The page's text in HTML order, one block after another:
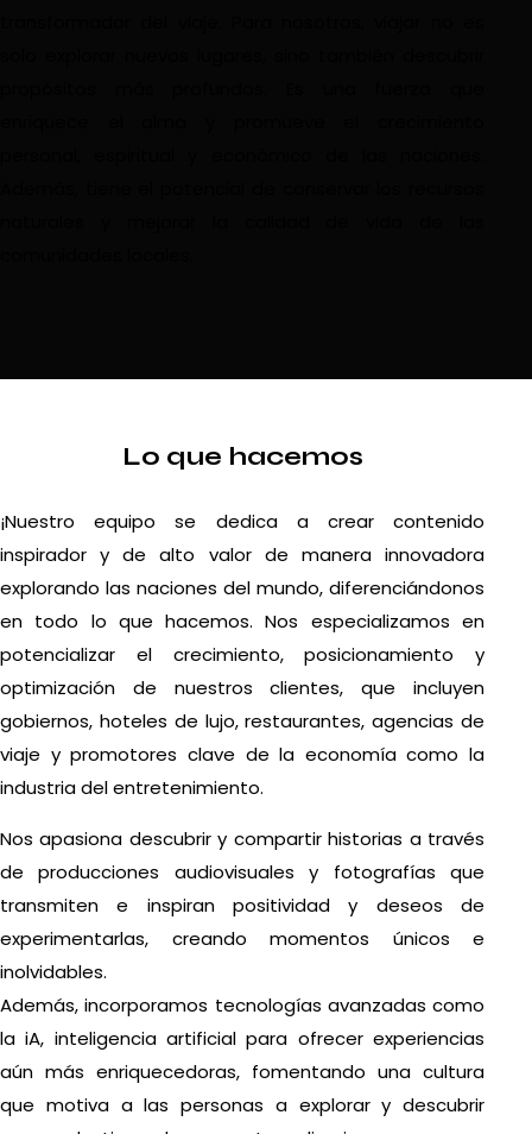
Lo que hacemos
¡Nuestro equipo se dedica a crear contenido
inspirador y de alto valor de manera innovadora
explorando las naciones del mundo, diferenciándonos
en todo lo que hacemos. Nos especializamos en
potencializar el crecimiento, posicionamiento y
optimización de nuestros clientes, que incluyen
gobiernos, hoteles de lujo, restaurantes, agencias de
viaje y promotores clave de la economía como la
industria del entretenimiento.
Nos apasiona descubrir y compartir historias a través
de producciones audiovisuales y fotografías que
transmiten e inspiran positividad y deseos de
experimentarlas, creando momentos únicos e
inolvidables.
Además, incorporamos tecnologías avanzadas como
la iA, inteligencia artificial para ofrecer experiencias
aún más enriquecedoras, fomentando una cultura
que motiva a las personas a explorar y descubrir